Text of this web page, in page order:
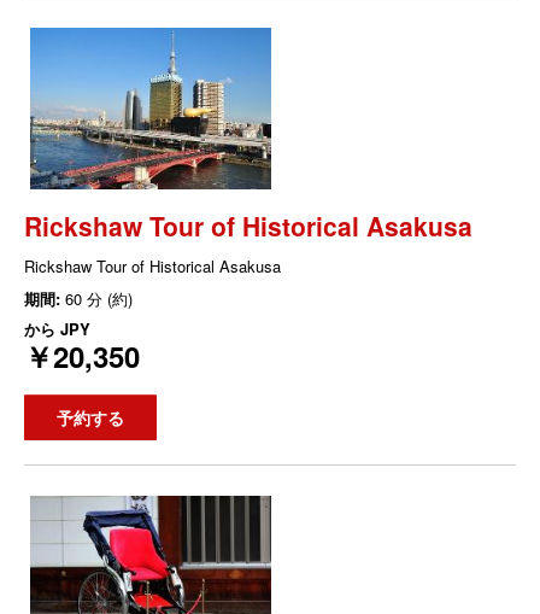
Rickshaw Tour of Historical Asakusa
Rickshaw Tour of Historical Asakusa
期間: 60 分 (約)
から JPY
￥20,350
予約する